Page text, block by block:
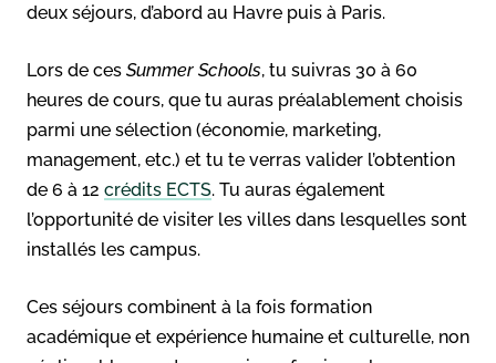
deux séjours, d’abord au Havre puis à Paris.
Lors de ces Summer Schools, tu suivras 30 à 60
heures de cours, que tu auras préalablement choisis
parmi une sélection (économie, marketing,
management, etc.) et tu te verras valider l’obtention
de 6 à 12 crédits ECTS. Tu auras également
l’opportunité de visiter les villes dans lesquelles sont
installés les campus.
Ces séjours combinent à la fois formation
académique et expérience humaine et culturelle, non